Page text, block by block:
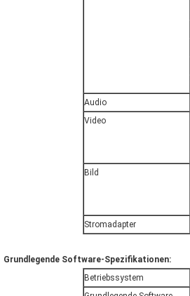
Audio
Video
Bild
Stromadapter
Grundlegende Software-Spezifikationen:
Betriebssystem